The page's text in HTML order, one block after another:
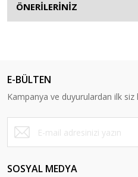
ÖNERİLERİNİZ
E-BÜLTEN
Kampanya ve duyurulardan ilk siz
SOSYAL MEDYA